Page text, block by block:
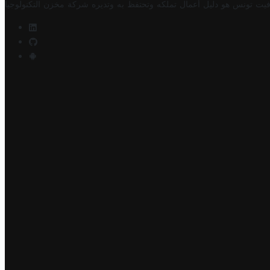
تونس هو دليل أعمال تملكه وتحتفظ به وتديره شركة مخزن التكنولوجيا